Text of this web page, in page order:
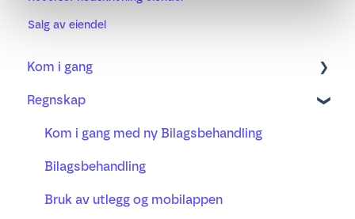
Salg av eiendel
Kom i gang
Regnskap
Fakturering
Bank
Prosjekt
Regnskap
Kom i gang med ny Bilagsbehandling
Bilagsbehandling
Bruk av utlegg og mobilappen